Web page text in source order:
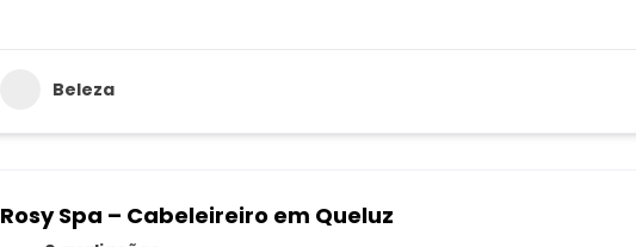
Beleza
Rosy Spa – Cabeleireiro em Queluz